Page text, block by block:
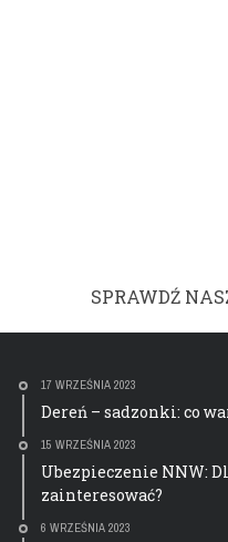
SPRAWDŹ
17 WRZEŚNIA 2023
Dereń – sadzonki: co
15 WRZEŚNIA 2023
Ubezpieczenie NNW:
zainteresować?
6 WRZEŚNIA 2023